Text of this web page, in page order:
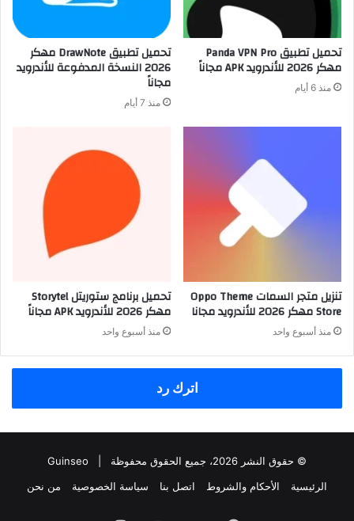
تحميل تطبيق Panda VPN Pro
مهكر 2026 للأندرويد APK مجاناً
منذ 6 أيام
تحميل تطبيق DrawNote مهكر
2026 النسخة المدفوعة للأندرويد
مجاناً
منذ 7 أيام
تنزيل متجر السمات Oppo Theme
Store مهكر 2026 للأندرويد مجانا
منذ أسبوع واحد
تحميل برنامج ستوريتل Storytel
مهكر 2026 للأندرويد APK مجاناً
منذ أسبوع واحد
اترك رد
© حقوق النشر 2026، جميع الحقوق محفوظة |
Guinseo
الرئيسية
الأحكام والشروط اتصل بنا سياسة الخصوصية من نحن